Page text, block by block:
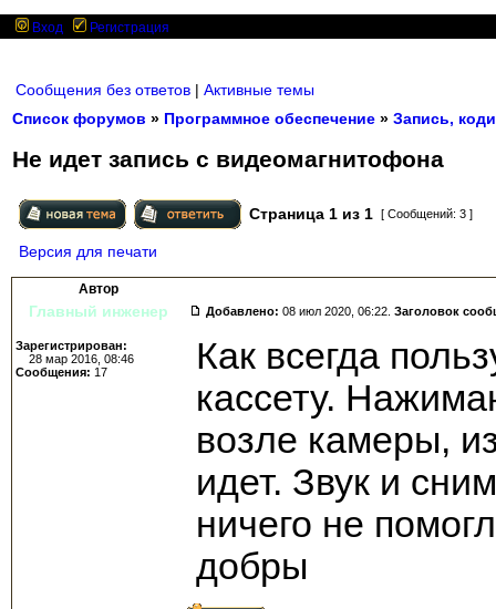
Вход Регистрация
Сообщения без ответов | Активные темы
Список форумов » Программное обеспечение » Запись,
Не идет запись с видеомагнитофона
Страница 1 из 1 [ Сообщений: 3 ]
Версия для печати
Автор
Главный инженер Добавлено: 08 июл 2020, 06:22. Заголовок
Зарегистрирован:
28 мар 2016, 08:46
Сообщения: 17
Как всегда
кассету.
возле камеры,
идет. Звук и
ничего не
добры